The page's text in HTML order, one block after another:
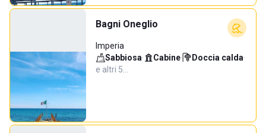
Bagni Oneglio
Imperia
Sabbiosa· Cabine· Doccia calda·
e altri 5…